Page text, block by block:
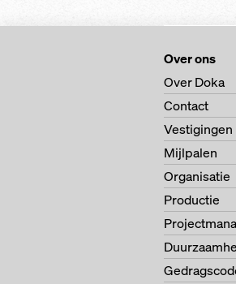
Over ons
Over Doka
Contact
Vestigingen
Mijlpalen
Organisatie
Productie